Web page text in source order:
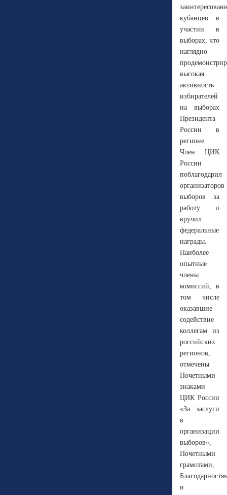
кубанцев в
участии в
выборах, что
наглядно
высокая
активность
избирателей
на выборах
Президента
России в
регионе.
Член ЦИК
России
поблагодарил
организаторов
выборов за
работу и
вручил
федеральные
награды.
Наиболее
опытные
члены
комиссий, в
том числе
оказавшие
содействие
коллегам из
российских
регионов,
отмечены
Почетными
знаками
ЦИК России
«За заслуги
в
организации
выборов»,
Почетными
грамотами,
и